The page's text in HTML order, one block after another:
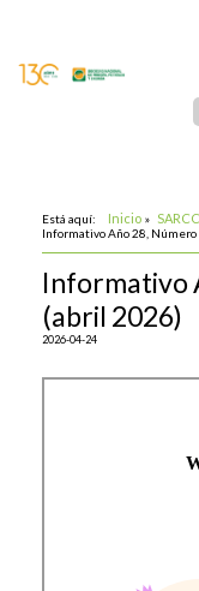
Está aquí: Inicio » SARCC
Informativo Año 28,
Informativo
(abril 2026)
2026-04-24